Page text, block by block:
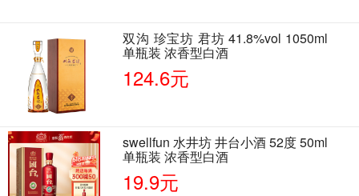
双沟 珍宝坊 君坊 41.8%vol 1050ml
单瓶装 浓香型白酒
124.6元
swellfun 水井坊 井台小酒 52度 50ml
单瓶装 浓香型白酒
19.9元